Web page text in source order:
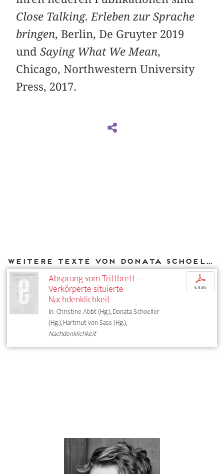
Close Talking. Erleben zur Sprache
bringen, Berlin, De Gruyter 2019
undSaying What We Mean,
Chicago, Northwestern University
Press, 2017.
Weitere Texte von Donata Schoeller bei DIAPHANES
Absprung vom Trittbrett –
Verkörperte situierte
Nachdenklichkeit
In: Christine Abbt (Hg.), Donata Schoeller
(Hg.), Hartmut von Sass (Hg.),
Nachdenklichkeit
p
€ 9,95